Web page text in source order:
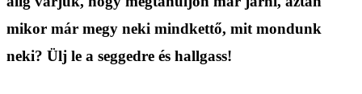
mikor már megy neki mindkettő, mit mondunk
neki? Ülj le a seggedre és hallgass!